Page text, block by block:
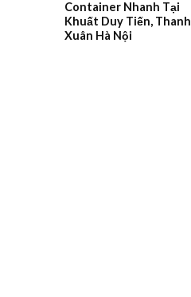
Container Nhanh Tại
Khuất Duy Tiến, Thanh
Xuân Hà Nội